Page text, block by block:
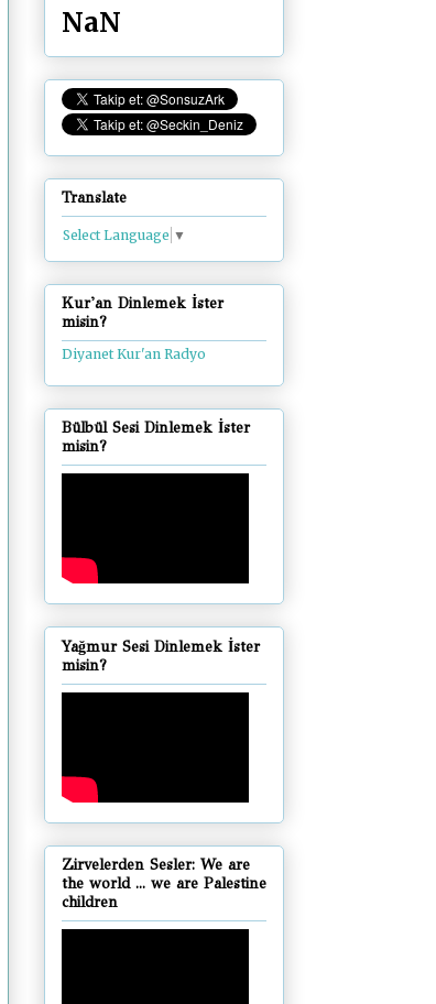
NaN
Translate
Select Language ▼
Kur'an Dinlemek İster
misin?
Diyanet Kur'an Radyo
Bülbül Sesi Dinlemek İster
misin?
Yağmur Sesi Dinlemek İster
misin?
Zirvelerden Sesler: We are
the world ... we are Palestine
children